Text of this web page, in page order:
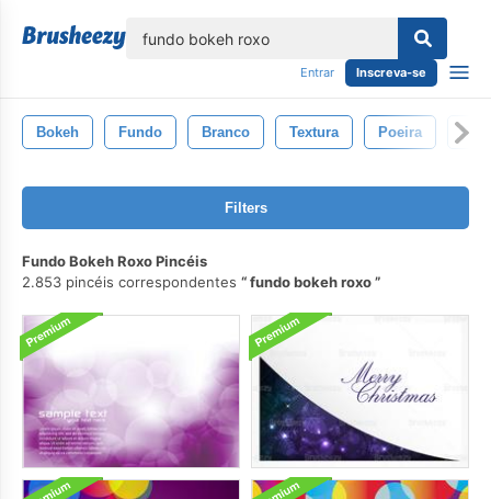
Entrar Inscreva-se
Bokeh Fundo Branco Textura Poeira
Filters
Fundo Bokeh Roxo Pincéis
2.853 pincéis correspondentes
fundo bokeh roxo